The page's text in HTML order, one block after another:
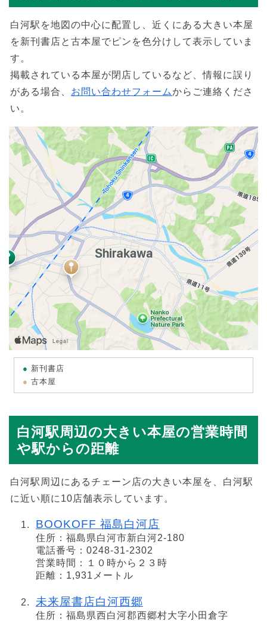
白河駅を地図の中心に配置し、近くにある大きい本屋
を新刊書店と古本屋でピンを色分けして表示していま
す。
掲載されている本屋が閉店しているなど、情報に誤り
がある場合、 お問い合わせフォームからご連絡くださ
い。
新刊書店
古本屋
白河駅周辺の大きい本屋の営業時間
や駅からの距離
白河駅周辺にあるチェーン店の大きい本屋を、白河駅
に近い順に10店舗表示しています。
BOOKOFF 福島白河店
住所：福島県白河市新白河2-180
電話番号：0248-31-2302
営業時間：１０時から２３時
距離：1,931メートル
未来屋書店白河西郷
住所：福島県西白河郡西郷村大字小田倉字